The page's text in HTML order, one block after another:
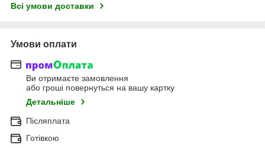
Всі умови доставки
Умови оплати
Ви отримаєте замовлення
або гроші повернуться на вашу картку
Детальніше
Післяплата
Готівкою